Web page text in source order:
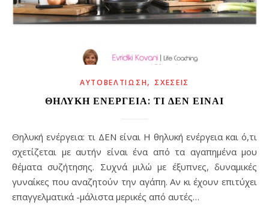
ΑΥΤΟΒΕΛΤΊΩΣΗ, ΣΧΈΣΕΙΣ
ΘΗΛΥΚΉ ΕΝΈΡΓΕΙΑ: ΤΙ ΔΕΝ ΕΊΝΑΙ
Θηλυκή ενέργεια: τι ΔΕΝ είναι Η θηλυκή ενέργεια και ό,τι
σχετίζεται με αυτήν είναι ένα από τα αγαπημένα μου
θέματα συζήτησης. Συχνά μιλώ με έξυπνες, δυναμικές
γυναίκες που αναζητούν την αγάπη. Αν κι έχουν επιτύχει
επαγγελματικά -μάλιστα μερικές από αυτές…